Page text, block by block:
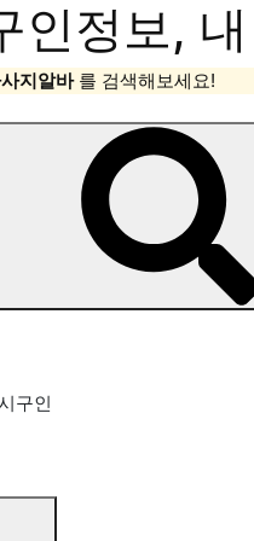
인정보,
지알바 를 검색해보세요!
구인